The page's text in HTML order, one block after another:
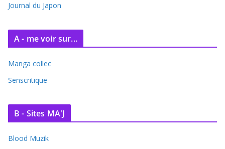
Journal du Japon
A - me voir sur...
Manga collec
Senscritique
B - Sites MA'J
Blood Muzik